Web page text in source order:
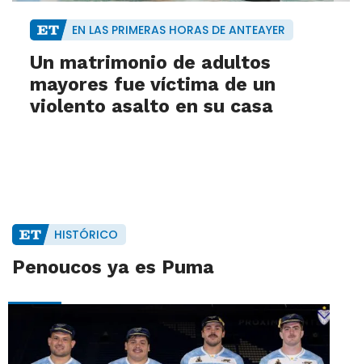
EN LAS PRIMERAS HORAS DE ANTEAYER
Un matrimonio de adultos
mayores fue víctima de un
violento asalto en su casa
HISTÓRICO
Penoucos ya es Puma